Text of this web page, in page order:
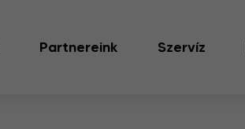
Partnereink Szervíz